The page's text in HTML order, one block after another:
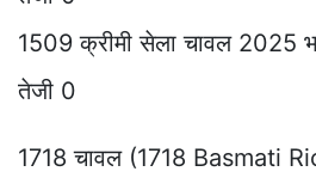
1509 क्रीमी सेला चावल 2025
तेजी 0
1718 चावल (1718 Basmati